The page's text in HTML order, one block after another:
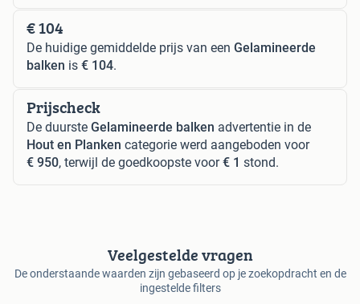
€ 104
De huidige gemiddelde prijs van een Gelamineerde
balken is € 104.
Prijscheck
De duurste Gelamineerde balken advertentie in de
Hout en Planken categorie werd aangeboden voor
€ 950, terwijl de goedkoopste voor€ 1 stond.
Veelgestelde vragen
De onderstaande waarden zijn gebaseerd op je zoekopdracht en de
ingestelde filters